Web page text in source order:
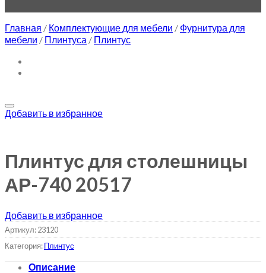
Главная / Комплектующие для мебели / Фурнитура для
мебели / Плинтуса / Плинтус
Добавить в избранное
Плинтус для столешницы
АР-740 20517
Добавить в избранное
Артикул:23120
Категория:Плинтус
Описание